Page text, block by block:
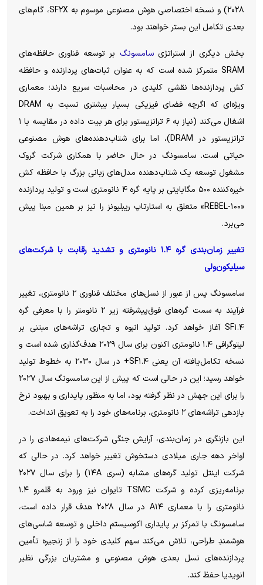
۲۰۲۸) و نسخه اختصاصی هوش مصنوعی موسوم به SF۲X، گام‌های
بعدی تکامل این بستر خواهند بود.
بخش دیگری از استراتژیسامسونگ بر توسعه فناوری حافظه‌های
SRAM متمرکز شده است که به عنوان ثبات‌های پردازنده و حافظه
کش پردازنده‌ها نقشی کلیدی در محاسبات سریع دارند؛ معماری
ویژه‌ای که اگرچه فضای فیزیکی بسیار بیشتری نسبت به DRAM
اشغال می‌کند (نیاز به ۶ ترانزیستور برای هر بیت داده در مقایسه با ۱
ترانزیستور در DRAM)، اما برای شتاب‌دهنده‌های هوش مصنوعی
حیاتی است. سامسونگ در حال حاضر با همکاری شرکت گروک
مشغول توسعه یک شتاب‌دهنده مدل‌های زبانی بزرگ با حافظه کش
خیره‌کننده ۵۰۰ مگابایتی بر پایه گره ۴ نانومتری است و تولید پردازنده
«REBEL-۱۰۰» متعلق به استارتاپ ریبلیونز را نیز بر همین مبنا پیش
می‌برد.
تغییر زمان‌بندی گره ۱.۴ نانومتری و تشدید رقابت با شرکت‌های
سیلیکون‌ولی
سامسونگ پس از عبور از نسل‌های مختلف فناوری ۲ نانومتری، تغییر
فرآیند به سمت گره‌های فوق‌پیشرفته زیر ۲ نانومتر را با معرفی گره
SF۱.۴ آغاز خواهد کرد. تولید انبوه و تجاری تراشه‌های مبتنی بر
لیتوگرافی ۱.۴ نانومتری اکنون برای سال ۲۰۲۹ هدف‌گذاری شده است و
نسخه تکامل‌یافته آن یعنی SF۱.۴+ در سال ۲۰۳۰ به خطوط تولید
خواهد رسید؛ این در حالی است که پیش از این سامسونگ سال ۲۰۲۷
را برای این جهش در نظر گرفته بود، اما به منظور پایداری و بهبود نرخ
بازدهی تراشه‌های ۲ نانومتری، برنامه‌های خود را به تعویق انداخت.
این بازنگری در زمان‌بندی، آرایش جنگی شرکت‌های نیمه‌هادی را در
اواخر دهه جاری میلادی دستخوش تغییر خواهد کرد. در حالی که
شرکت اینتل تولید گره‌های مشابه (سری ۱۴A) را برای سال ۲۰۲۷
برنامه‌ریزی کرده و شرکت TSMC تایوان نیز ورود به قلمرو ۱.۴
نانومتری را با معماری A۱۴ در سال ۲۰۲۸ هدف قرار داده است،
سامسونگ با تمرکز بر پایداری اکوسیستم داخلی و توسعه شاسی‌های
هوشمندِ طراحی، تلاش می‌کند سهم کلیدی خود را از زنجیره تأمین
پردازنده‌های نسل بعدی هوش مصنوعی و مشتریان بزرگی نظیر
انویدیا حفظ کند.